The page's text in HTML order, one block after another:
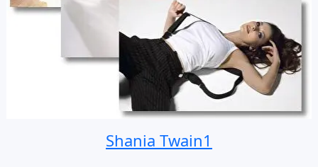
Shania Twain1